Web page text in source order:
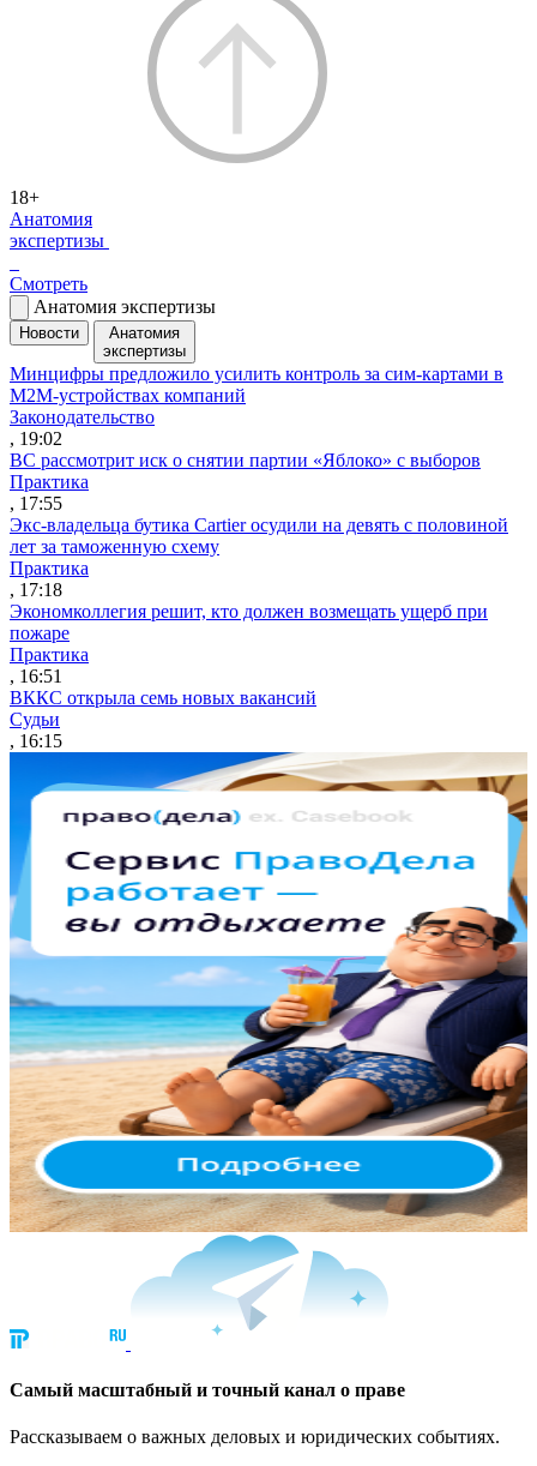
18+
Анатомия
экспертизы
Смотреть
Анатомия экспертизы
Новости
Анатомия
экспертизы
Минцифры предложило усилить контроль за сим-картами в
M2M-устройствах компаний
Законодательство
, 19:02
ВС рассмотрит иск о снятии партии «Яблоко» с выборов
Практика
, 17:55
Экс-владельца бутика Cartier осудили на девять с половиной
лет за таможенную схему
Практика
, 17:18
Экономколлегия решит, кто должен возмещать ущерб при
пожаре
Практика
, 16:51
ВККС открыла семь новых вакансий
Судьи
, 16:15
Cамый масштабный и точный канал о праве
Рассказываем о важных деловых и юридических событиях.